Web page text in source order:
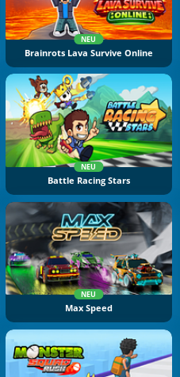
NEU
Brainrots Lava Survive Online
NEU
Battle Racing Stars
NEU
Max Speed